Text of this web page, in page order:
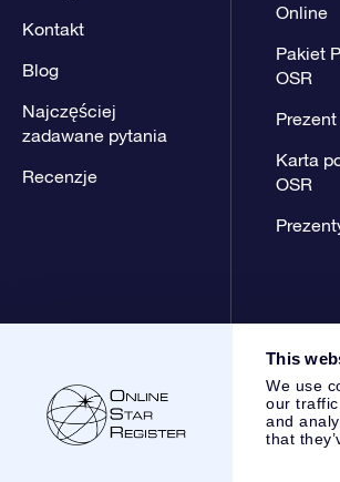
This
We use
our
and
that
Kontakt
Blog
Najczęściej
zadawane pytania
Recenzje
Online
Pakiet
OSR
Karta
OSR